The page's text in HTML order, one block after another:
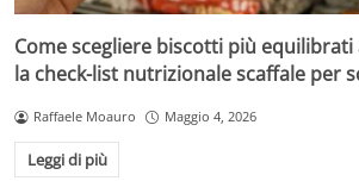
Come scegliere biscotti più
la check-list nutrizionale scaffale per
Raffaele Moauro Maggio 4, 2026
Leggi di più